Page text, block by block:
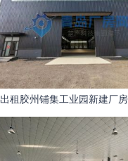
出租胶州铺集工业园新建厂
檐高12米可安行车办环